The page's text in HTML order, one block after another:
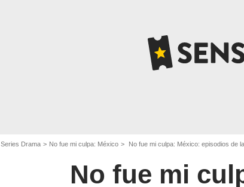
Series Drama No fue mi culpa: México No fue mi culpa: México: episodios de
No fue mi